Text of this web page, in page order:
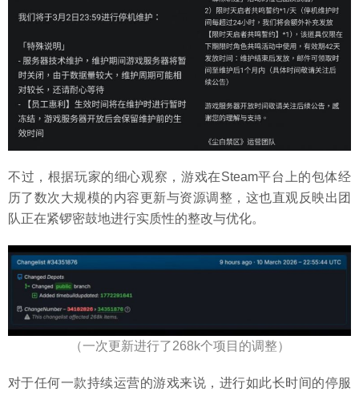
不过，根据玩家的细心观察，游戏在Steam平台上的包体经
历了数次大规模的内容更新与资源调整，这也直观反映出团
队正在紧锣密鼓地进行实质性的整改与优化。
（一次更新进行了268k个项目的调整）
对于任何一款持续运营的游戏来说，进行如此长时间的停服